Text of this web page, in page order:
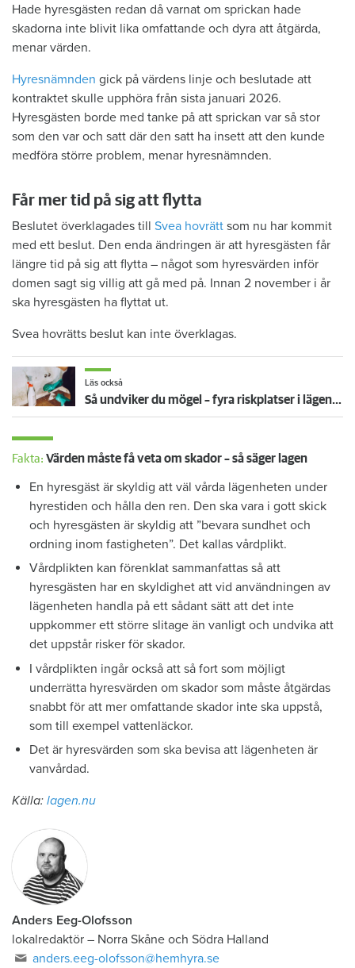
Hade hyresgästen redan då varnat om sprickan hade
skadorna inte blivit lika omfattande och dyra att åtgärda,
menar värden.
Hyresnämnden gick på värdens linje och beslutade att
kontraktet skulle upphöra från sista januari 2026.
Hyresgästen borde med tanke på att sprickan var så stor
som den var och satt där den satt ha insett att den kunde
medföra större problem, menar hyresnämnden.
Får mer tid på sig att flytta
Beslutet överklagades till Svea hovrätt som nu har kommit
med ett beslut. Den enda ändringen är att hyresgästen får
längre tid på sig att flytta – något som hyresvärden inför
domen sagt sig villig att gå med på. Innan 2 november i år
ska hyresgästen ha flyttat ut.
Svea hovrätts beslut kan inte överklagas.
Läs också
Så undviker du mögel – fyra riskplatser i lägenheten: ”Måste städa bort”
Fakta: Värden måste få veta om skador – så säger lagen
En hyresgäst är skyldig att väl vårda lägenheten under
hyrestiden och hålla den ren. Den ska vara i gott skick
och hyresgästen är skyldig att ”bevara sundhet och
ordning inom fastigheten”. Det kallas vårdplikt.
Vårdplikten kan förenklat sammanfattas så att
hyresgästen har en skyldighet att vid användningen av
lägenheten handla på ett sådant sätt att det inte
uppkommer ett större slitage än vanligt och undvika att
det uppstår risker för skador.
I vårdplikten ingår också att så fort som möjligt
underrätta hyresvärden om skador som måste åtgärdas
snabbt för att mer omfattande skador inte ska uppstå,
som till exempel vattenläckor.
Det är hyresvärden som ska bevisa att lägenheten är
vanvårdad.
Källa: lagen.nu
Anders Eeg-Olofsson
lokalredaktör – Norra Skåne och Södra Halland
anders.eeg-olofsson@hemhyra.se